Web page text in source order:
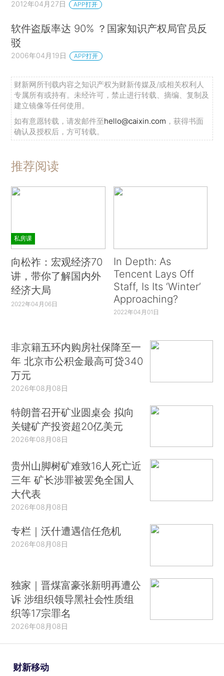
2012年04月27日 APP打开
软件盗版率达 90% ？国家知识产权局官员反
驳
2006年04月19日 APP打开
财新网所刊载内容之知识产权为财新传媒及/或相关权利人
专属所有或持有。未经许可，禁止进行转载、摘编、复制及
建立镜像等任何使用。
如有意愿转载，请发邮件至hello@caixin.com ，获得书面
确认及授权后，方可转载。
推荐阅读
私房课
向松祚：宏观经济70
讲，带你了解国内外
经济大局
2022年04月06日
In Depth: As
Tencent Lays Off
Staff, Is Its ‘Winter’
Approaching?
2022年04月01日
非京籍五环内购房社保降至一
年 北京市公积金最高可贷340
万元
2026年08月08日
特朗普召开矿业圆桌会 拟向
关键矿产投资超20亿美元
2026年08月08日
贵州山脚树矿难致16人死亡近
三年 矿长涉罪被罢免全国人
大代表
2026年08月08日
专栏｜沃什遭遇信任危机
2026年08月08日
独家｜晋煤富豪张新明再遭公
诉 涉组织领导黑社会性质组
织等17宗罪名
2026年08月08日
财新移动